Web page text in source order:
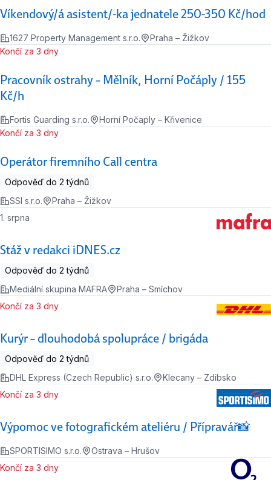
Víkendový/á asistent/-ka jednatele 250-350 Kč/hod
1627 Property Management s.r.o. Praha – Žižkov
Pracovník ostrahy – Mělník, Horní Počáply / 155
Kč/h
Končí za 3 dny
Fortis Guarding s.r.o. Horní Počaply – Křivenice
Operátor firemního Call centra
Končí za 3 dny
Odpověď do 2 týdnů
SSI s.r.o.
Praha – Žižkov
Stáž v redakci iDNES.cz
1. srpna
Odpověď do 2 týdnů
Mediální skupina MAFRA
Praha – Smíchov
Kurýr – dlouhodobá spolupráce / brigáda
Končí za 3 dny
Odpověď do 2 týdnů
DHL Express (Czech Republic) s.r.o.
Klecany – Zdibsko
Výpomoc ve fotografickém ateliéru / Přípravář📸
Končí za 3 dny
SPORTISIMO s.r.o. Ostrava – Hrušov
Končí za 3 dny